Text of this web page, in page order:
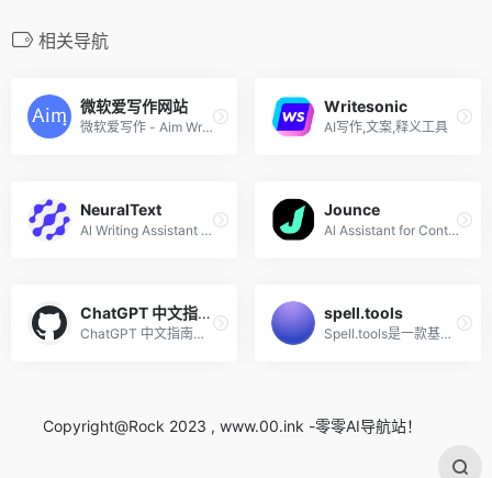
相关导航
微软爱写作网站
微软爱写作 - Aim Writing
Writesonic
AI写作,文案,释义工具
NeuralText
Al Writing Assistant and tools for SEO
Jounce
Al Assistant for Content Teams
ChatGPT 中文指南，指令指南
ChatGPT 中文指南项目旨在帮助中文用户了解和使用ChatGPT。我们收集了各种免费和付费的ChatGPT资源，以及如何更有效地使用中文与 ChatGPT 进行交流的方法。在这个仓库中，您将找到丰富的 ChatGPT工具、应用和示例。
spell.tools
Spell.tools是一款基于人工智...
Copyright@Rock 2023 , www.00.ink -零零AI导航站！